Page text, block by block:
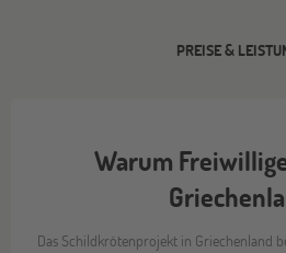
PREISE &
Warum
Das Schildkrötenprojekt in Griechenland